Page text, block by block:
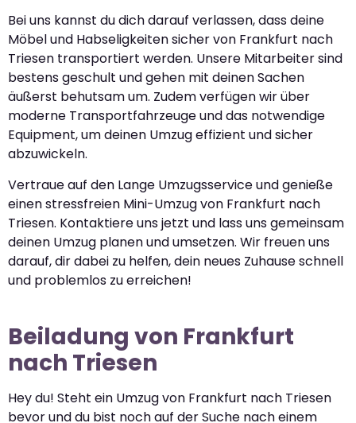
Bei uns kannst du dich darauf verlassen, dass deine
Möbel und Habseligkeiten sicher von Frankfurt nach
Triesen transportiert werden. Unsere Mitarbeiter sind
bestens geschult und gehen mit deinen Sachen
äußerst behutsam um. Zudem verfügen wir über
moderne Transportfahrzeuge und das notwendige
Equipment, um deinen Umzug effizient und sicher
abzuwickeln.
Vertraue auf den Lange Umzugsservice und genieße
einen stressfreien Mini-Umzug von Frankfurt nach
Triesen. Kontaktiere uns jetzt und lass uns gemeinsam
deinen Umzug planen und umsetzen. Wir freuen uns
darauf, dir dabei zu helfen, dein neues Zuhause schnell
und problemlos zu erreichen!
Beiladung von Frankfurt
nach Triesen
Hey du! Steht ein Umzug von Frankfurt nach Triesen
bevor und du bist noch auf der Suche nach einem